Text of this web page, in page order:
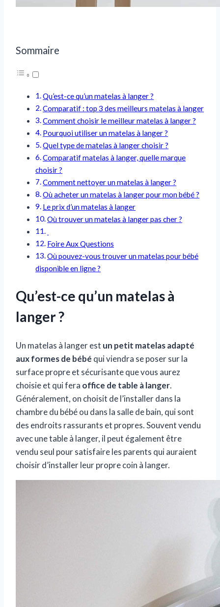
Sommaire
Qu’est-ce qu’un matelas à langer ?
Comparatif : top 3 des meilleurs matelas à langer
Comment choisir le meilleur matelas à langer ?
Pourquoi utiliser un matelas à langer ?
Quel type de matelas à langer choisir ?
Comparatif matelas à langer, quelle marque
choisir ?
Comment nettoyer un matelas à langer ?
Où acheter un matelas à langer pour mon bébé ?
Le prix d’un matelas à langer
Où trouver un matelas à langer pas cher ?
Foire Aux Questions
Où pouvez-vous trouver un matelas pour bébé
disponible en ligne ?
Qu’est-ce qu’un matelas à
langer ?
Un matelas à langer est un petit matelas adapté
aux formes de bébé qui viendra se poser sur la
surface propre et sécurisante que vous aurez
choisie et qui fera office de table à langer.
Généralement, on choisit de l’installer dans la
chambre du bébé ou dans la salle de bain, qui sont
des endroits rassurants et propres. Souvent vendu
avec une table à langer, il peut également être
vendu seul pour satisfaire les parents qui auraient
choisir d’installer leur propre coin à langer.